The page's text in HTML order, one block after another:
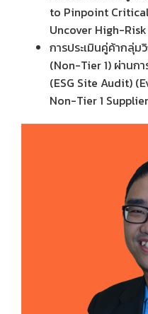
to Pinpoint
Uncover High-
การประเมินคู่ค้ากลุ่
(Non-Tier 1) ผ่านกา
(ESG Site Audit)
Non-Tier 1